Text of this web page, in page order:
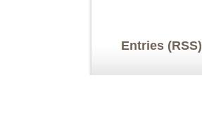
Entries (RSS)